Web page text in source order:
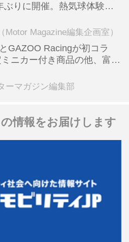
ぶりに開催。熱気球体験搭
Motor Magazine編集企画室）
GAZOO Racingが初コラ
ニカー付き商品の他、富士
などを展開
ーマガジン編集部
情報をお届けします